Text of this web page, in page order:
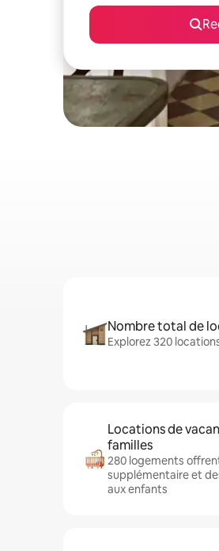
Nombre total de
Explorez 320
Locations de
familles
280 logements
supplémentaire et
aux enfants